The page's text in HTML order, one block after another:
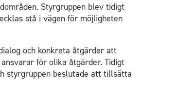
Styrgruppen blev tidigt
stå i vägen för möjligheten
och konkreta åtgärder att
för olika åtgärder. Tidigt
styrgruppen beslutade att tillsätta